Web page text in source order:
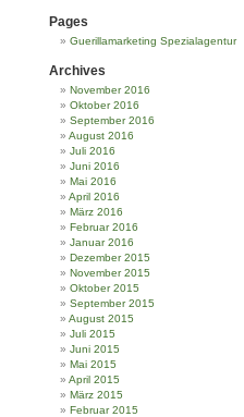
Pages
Guerillamarketing Spezialagentur
Archives
November 2016
Oktober 2016
September 2016
August 2016
Juli 2016
Juni 2016
Mai 2016
April 2016
März 2016
Februar 2016
Januar 2016
Dezember 2015
November 2015
Oktober 2015
September 2015
August 2015
Juli 2015
Juni 2015
Mai 2015
April 2015
März 2015
Februar 2015